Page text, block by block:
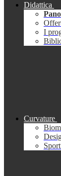
Didattica
I
Curvature